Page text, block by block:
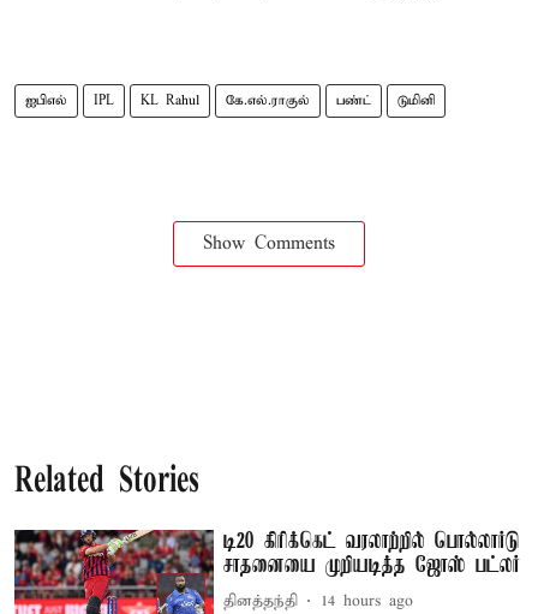
ஐபிஎல் IPL KL Rahul கே.எல்.ராகுல் பண்ட் டுமினி
Show Comments
Related Stories
டி20 கிரிக்கெட் வரலாற்றில் பொல்லார்டு
சாதனையை முறியடித்த ஜோஸ் பட்லர்
தினத்தந்தி 14 hours ago